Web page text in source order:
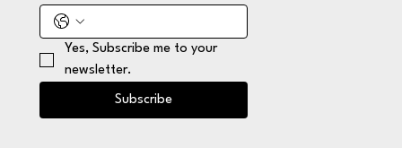
Yes, Subscribe me to your
newsletter.
Subscribe